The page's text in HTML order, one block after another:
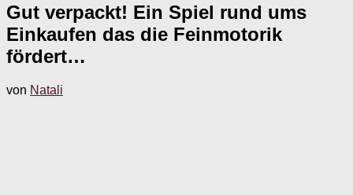
Gut verpackt! Ein Spiel rund ums
Einkaufen das die Feinmotorik
fördert…
von Natali